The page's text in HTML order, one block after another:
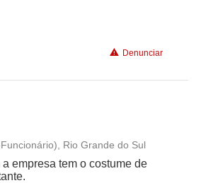
Denunciar
vida familiar
Rio Grande do Sul
empresa tem o costume de